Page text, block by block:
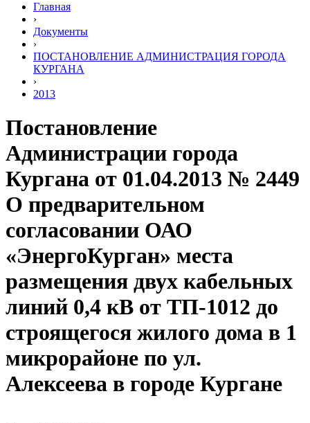
Главная
›
Документы
›
ПОСТАНОВЛЕНИЕ АДМИНИСТРАЦИЯ ГОРОДА
КУРГАНА
›
2013
Постановление
Администрации города
Кургана от 01.04.2013 № 2449
О предварительном
согласовании ОАО
«ЭнергоКурган» места
размещения двух кабельных
линий 0,4 кВ от ТП-1012 до
строящегося жилого дома в 1
микрорайоне по ул.
Алексеева в городе Кургане